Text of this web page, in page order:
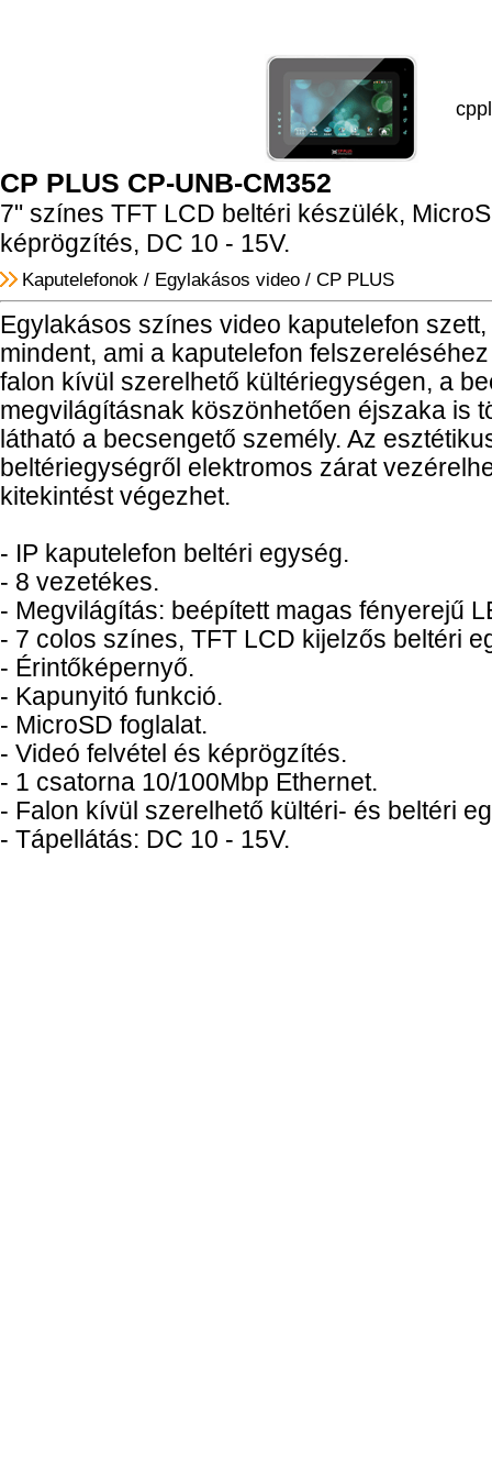
CP PLUS CP-UNB-CM352
7" színes TFT LCD beltéri készülék,
képrögzítés, DC 10 - 15V.
Kaputelefonok / Egylakásos video / CP PLUS
Egylakásos színes video kaputelefon
mindent, ami a kaputelefon
falon kívül szerelhető kültériegységen, a
megvilágításnak köszönhetően éjszaka is
látható a becsengető személy. Az
beltériegységről elektromos zárat
kitekintést végezhet.
- IP kaputelefon beltéri egység.
- 8 vezetékes.
- Megvilágítás: beépített magas fényerejű
- 7 colos színes, TFT LCD kijelzős beltéri
- Érintőképernyő.
- Kapunyitó funkció.
- MicroSD foglalat.
- Videó felvétel és képrögzítés.
- 1 csatorna 10/100Mbp Ethernet.
- Falon kívül szerelhető kültéri- és beltéri
- Tápellátás: DC 10 - 15V.